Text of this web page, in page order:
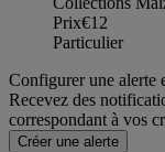
Prix€12
Particulier
Configurer une alerte
Recevez des
correspondant à vos
Créer une alerte